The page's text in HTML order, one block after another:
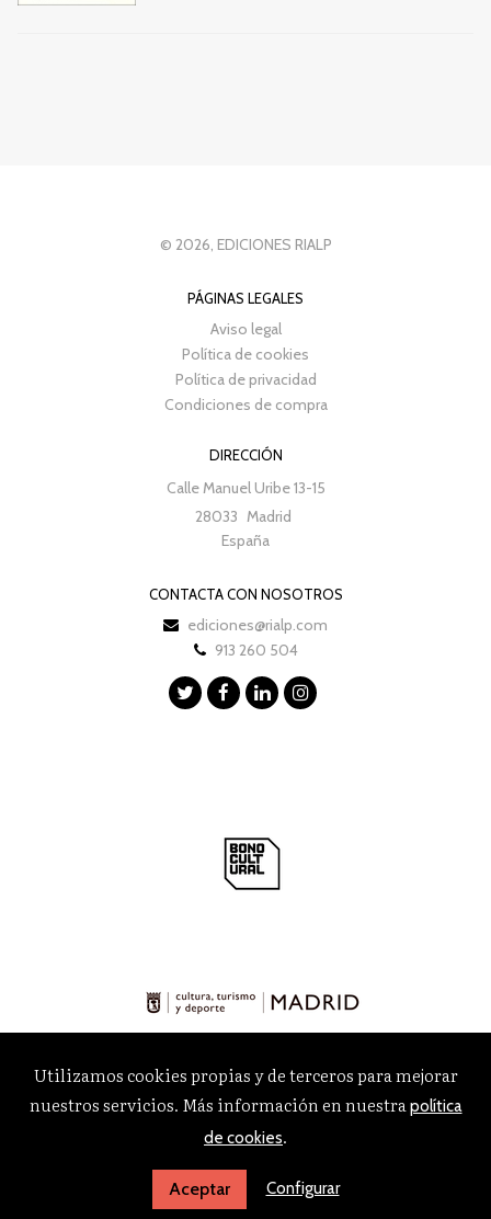
© 2026, EDICIONES RIALP
PÁGINAS LEGALES
Aviso legal
Política de cookies
Política de privacidad
Condiciones de compra
DIRECCIÓN
Calle Manuel Uribe 13-15
28033 Madrid
España
CONTACTA CON NOSOTROS
ediciones@rialp.com
913 260 504
Utilizamos cookies propias y de terceros para mejorar
nuestros servicios. Más información en nuestrapolítica
de cookies.
Aceptar Configurar